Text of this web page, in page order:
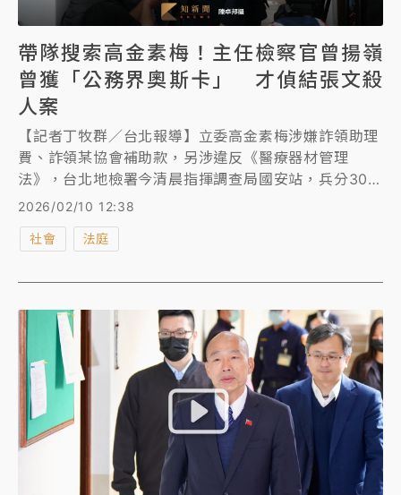
帶隊搜索高金素梅！主任檢察官曾揚嶺
曾獲「公務界奧斯卡」 才偵結張文殺
人案
【記者丁牧群／台北報導】立委高金素梅涉嫌詐領助理
費、詐領某協會補助款，另涉違反《醫療器材管理
法》，台北地檢署今清晨指揮調查局國安站，兵分30路
搜索高金位於陽明山的豪宅、立院辦公室等處，約談高
金等18人到案，稍晚移送北檢複訊。承辦此案的北檢黑
金專組主任檢察官曾揚嶺今早親自帶隊搜索高金素梅辦
2024年榮獲被譽為「公務界奧斯卡獎」的公務人員傑
出貢獻獎，此外，曾揚嶺日前指揮警方偵辦張文北捷隨
機殺人案，展現優異辦案能力及效率，僅28天偵查終
結，釐清張文犯案過程及動機等疑點。
2026/02/10 12:38
社會 法庭